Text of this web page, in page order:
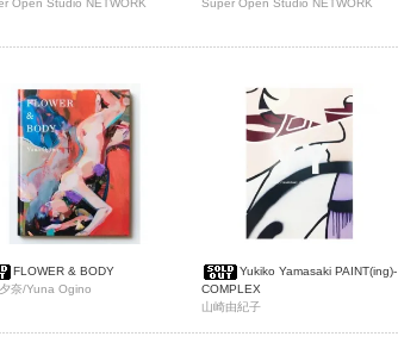
Open Studio NETWORK
Super Open Studio NETWORK
FLOWER & BODY
奈/Yuna Ogino
Yukiko Yamasaki PAINT(ing)-
COMPLEX
山崎由紀子